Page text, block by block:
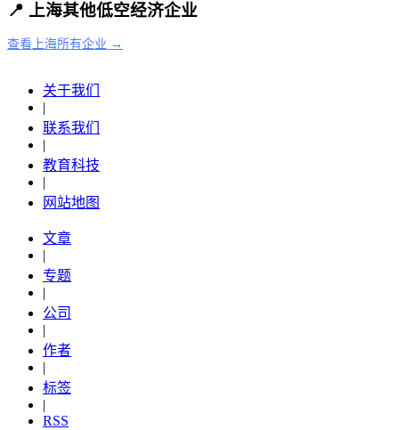
📍 上海其他低空经济企业
查看上海所有企业 →
关于我们
|
联系我们
|
教育科技
|
网站地图
文章
|
专题
|
公司
|
作者
|
标签
|
RSS